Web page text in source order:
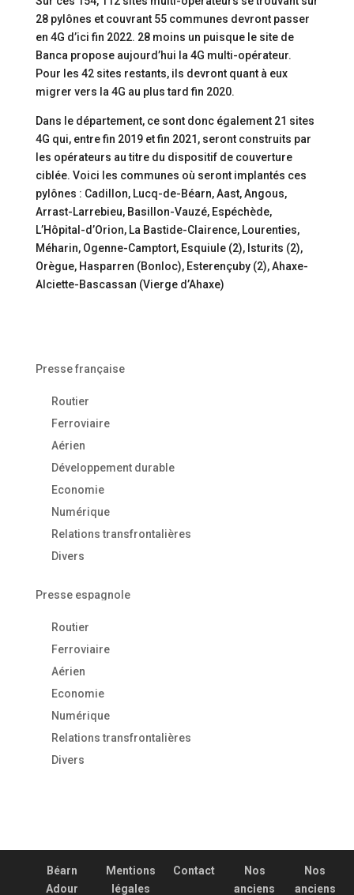
28 pylônes et couvrant 55 communes devront passer
en 4G d’ici fin 2022. 28 moins un puisque le site de
Banca propose aujourd’hui la 4G multi-opérateur.
Pour les 42 sites restants, ils devront quant à eux
migrer vers la 4G au plus tard fin 2020.
Dans le département, ce sont donc également 21 sites
4G qui, entre fin 2019 et fin 2021, seront construits par
les opérateurs au titre du dispositif de couverture
ciblée. Voici les communes où seront implantés ces
pylônes : Cadillon, Lucq-de-Béarn, Aast, Angous,
Arrast-Larrebieu, Basillon-Vauzé, Espéchède,
L’Hôpital-d’Orion, La Bastide-Clairence, Lourenties,
Méharin, Ogenne-Camptort, Esquiule (2), Isturits (2),
Orègue, Hasparren (Bonloc), Esterençuby (2), Ahaxe-
Alciette-Bascassan (Vierge d’Ahaxe)
Presse française
Routier
Ferroviaire
Aérien
Développement durable
Economie
Numérique
Relations transfrontalières
Divers
Presse espagnole
Routier
Ferroviaire
Aérien
Economie
Numérique
Relations transfrontalières
Divers
Béarn
Adour
Mentions
légales
Contact
Nos
anciens
Nos
anciens